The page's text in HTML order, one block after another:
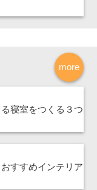
more
寝室をつくる３つ
すすめインテリア